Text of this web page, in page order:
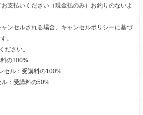
支払いください（現金払のみ）お釣りのないよ
ンセルされる場合、キャンセルポリシーに基づ
。
ださい。
料の100%
セル：受講料の100%
ル：受講料の50%